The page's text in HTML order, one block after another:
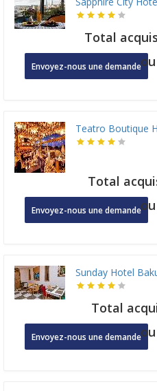
Total
Envoyez-nous une demandeou
Teatro Boutique
Total
Envoyez-nous une demandeou
Sunday Hotel
Total
Envoyez-nous une demandeou